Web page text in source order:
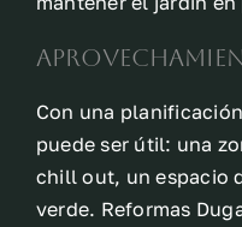
Con una
puede ser útil: una
chill out, un espacio
verde. Reformas